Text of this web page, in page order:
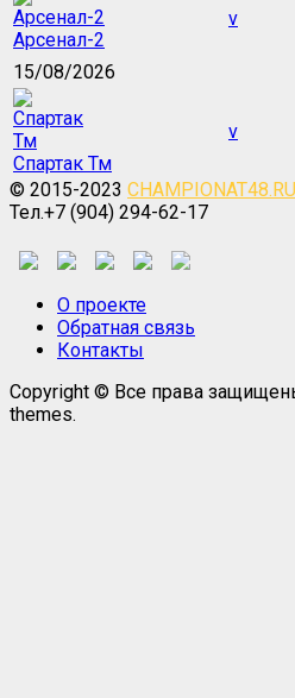
Арсенал-2
v
15/08/2026
Спартак Тм
v
© 2015-2023 CHAMPIONAT48.RU
Тел.+7 (904) 294-62-17
О проекте
Обратная связь
Контакты
Copyright © Все права
themes.